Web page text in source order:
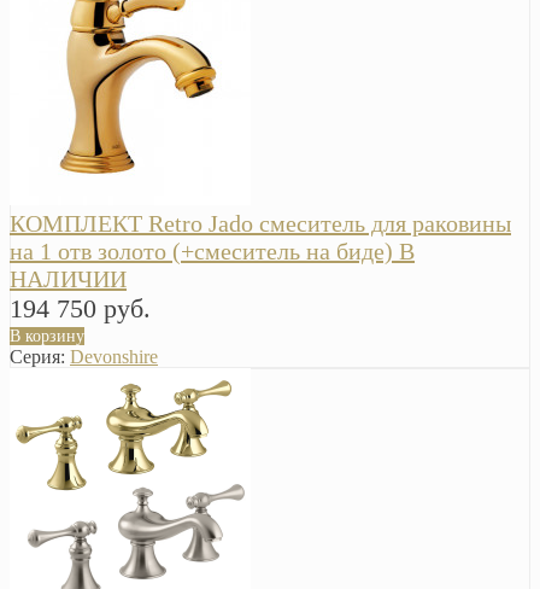
КОМПЛЕКТ Retro Jado смеситель для раковины
на 1 отв золото (+смеситель на биде) В
НАЛИЧИИ
194 750 руб.
В корзину
Серия: Devonshire